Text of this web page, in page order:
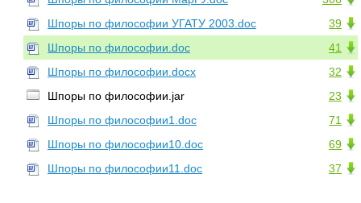
39
Шпоры по философии УГАТУ 2003.doc
41
Шпоры по философии.doc
32
Шпоры по философии.docx
23
Шпоры по философии.jar
71
Шпоры по философии1.doc
69
Шпоры по философии10.doc
37
Шпоры по философии11.doc